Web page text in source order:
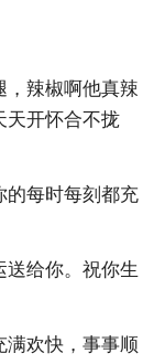
，辣椒啊他真辣
天开怀合不拢
的每时每刻都充
送给你。祝你生
满欢快，事事顺